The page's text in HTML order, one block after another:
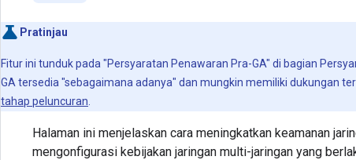
Pratinjau
Fitur ini tunduk pada "Persyaratan Penawaran Pra-GA" di bagian
GA tersedia "sebagaimana adanya" dan mungkin memiliki dukungan
tahap peluncuran
Halaman ini menjelaskan cara meningkatkan keamanan
mengonfigurasi kebijakan jaringan multi-jaringan yang